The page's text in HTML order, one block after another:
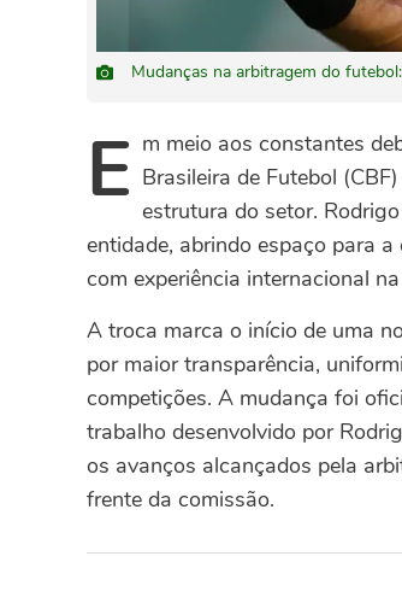
Mudanças na arbitragem do
E m meio aos constantes
Brasileira de Futebol
estrutura do setor.
entidade, abrindo espaço para
com experiência internacional
A troca marca o início de uma
por maior transparência,
competições. A mudança foi
trabalho desenvolvido por
os avanços alcançados pela
frente da comissão.